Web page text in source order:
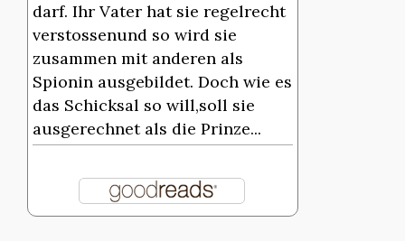
darf. Ihr Vater hat sie regelrecht
verstossenund so wird sie
zusammen mit anderen als
Spionin ausgebildet. Doch wie es
das Schicksal so will,soll sie
ausgerechnet als die Prinze...